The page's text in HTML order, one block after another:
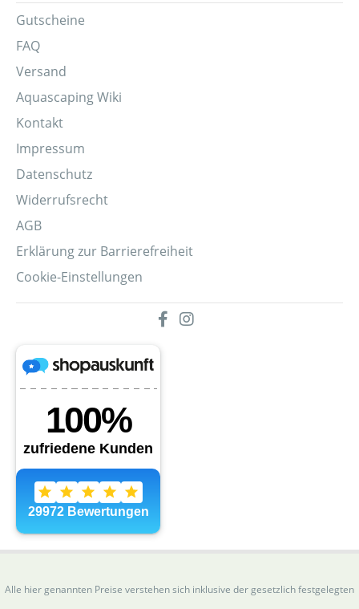
Gutscheine
FAQ
Versand
Aquascaping Wiki
Kontakt
Impressum
Datenschutz
Widerrufsrecht
AGB
Erklärung zur Barrierefreiheit
Cookie-Einstellungen
Alle hier genannten Preise verstehen sich inklusive der gesetzlich festgelegten